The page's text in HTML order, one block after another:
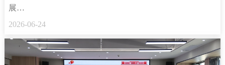
展…
2026-06-24